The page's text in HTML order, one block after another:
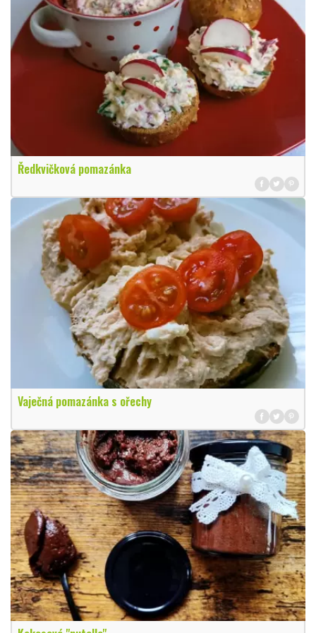
Ředkvičková pomazánka
Vaječná pomazánka s ořechy